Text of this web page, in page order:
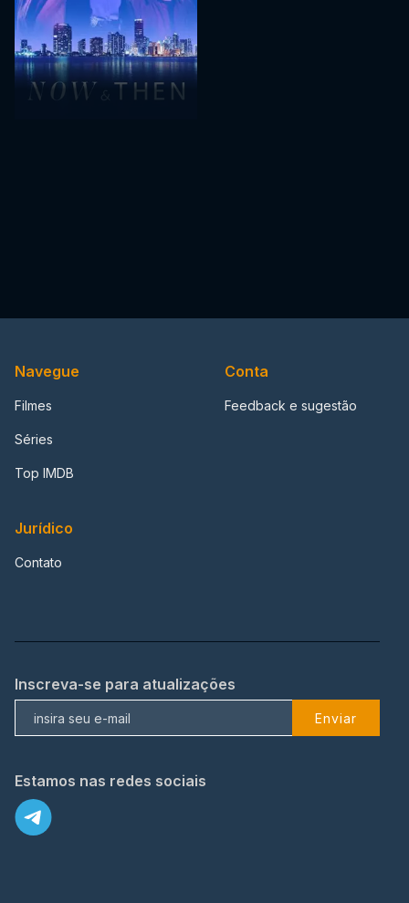
Navegue
Filmes
Séries
Top IMDB
Conta
Feedback e sugestão
Jurídico
Contato
Inscreva-se para atualizações
Enviar
Estamos nas redes sociais